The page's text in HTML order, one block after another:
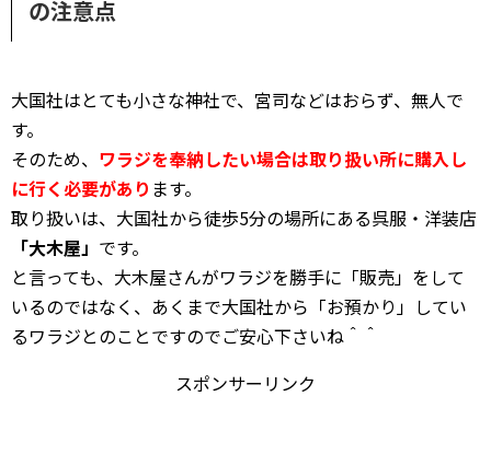
の注意点
大国社はとても小さな神社で、宮司などはおらず、無人で
す。
そのため、 ワラジを奉納したい場合は取り扱い所に購入し
に行く必要があり ます。
取り扱いは、大国社から徒歩5分の場所にある呉服・洋装店
「大木屋」 です。
と言っても、大木屋さんがワラジを勝手に「販売」をして
いるのではなく、あくまで大国社から「お預かり」してい
るワラジとのことですのでご安心下さいね＾＾
スポンサーリンク